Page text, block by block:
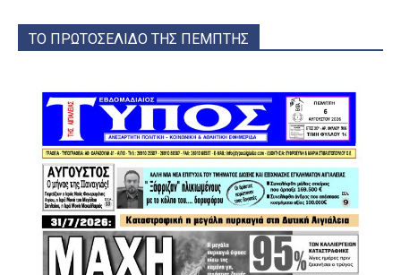
ΤΟ ΠΡΩΤΟΣΕΛΙΔΟ ΤΗΣ ΠΕΜΠΤΗΣ